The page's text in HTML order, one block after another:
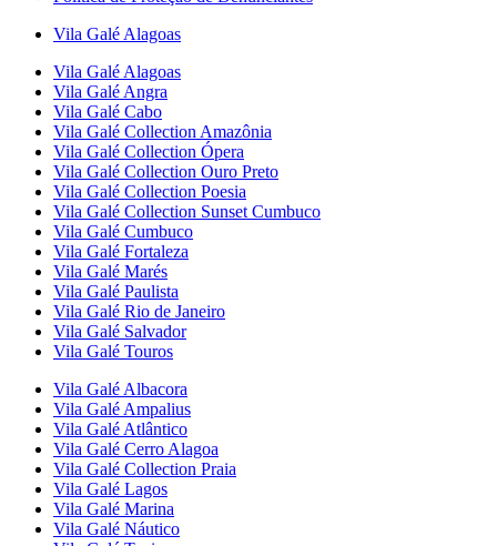
Vila Galé Alagoas
Vila Galé Alagoas
Vila Galé Angra
Vila Galé Cabo
Vila Galé Collection Amazônia
Vila Galé Collection Ópera
Vila Galé Collection Ouro Preto
Vila Galé Collection Poesia
Vila Galé Collection Sunset Cumbuco
Vila Galé Cumbuco
Vila Galé Fortaleza
Vila Galé Marés
Vila Galé Paulista
Vila Galé Rio de Janeiro
Vila Galé Salvador
Vila Galé Touros
Vila Galé Albacora
Vila Galé Ampalius
Vila Galé Atlântico
Vila Galé Cerro Alagoa
Vila Galé Collection Praia
Vila Galé Lagos
Vila Galé Marina
Vila Galé Náutico